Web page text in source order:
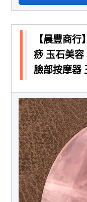
【晨豐商
痧 玉石美
臉部按摩器